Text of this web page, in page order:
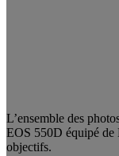
L’ensemble des
EOS 550D équipé
objectifs.